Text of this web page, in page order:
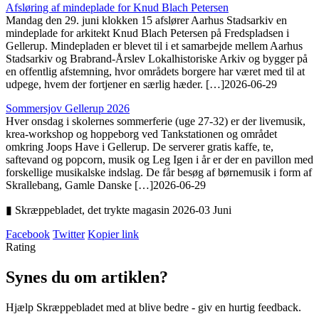
Afsløring af mindeplade for Knud Blach Petersen
Mandag den 29. juni klokken 15 afslører Aarhus Stadsarkiv en
mindeplade for arkitekt Knud Blach Petersen på Fredspladsen i
Gellerup. Mindepladen er blevet til i et samarbejde mellem Aarhus
Stadsarkiv og Brabrand-Årslev Lokalhistoriske Arkiv og bygger på
en offentlig afstemning, hvor områdets borgere har været med til at
udpege, hvem der fortjener en særlig hæder. […]2026-06-29
Sommersjov Gellerup 2026
Hver onsdag i skolernes sommerferie (uge 27-32) er der livemusik,
krea-workshop og hoppeborg ved Tankstationen og området
omkring Joops Have i Gellerup. De serverer gratis kaffe, te,
saftevand og popcorn, musik og Leg Igen i år er der en pavillon med
forskellige musikalske indslag. De får besøg af børnemusik i form af
Skrallebang, Gamle Danske […]2026-06-29
▮ Skræppebladet, det trykte magasin 2026-03 Juni
Facebook Twitter Kopier link
Rating
Synes du om artiklen?
Hjælp Skræppebladet med at blive bedre - giv en hurtig feedback.